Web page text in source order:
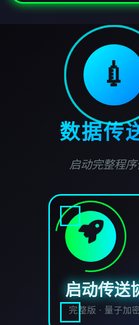
💉
数据传
启动完整程
启动传送
完整版 · 量子加